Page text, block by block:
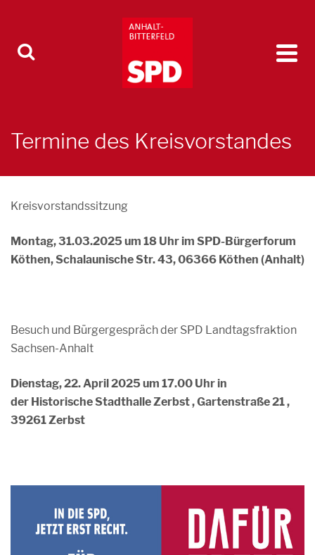
Termine des Kreisvorstandes
Kreisvorstandssitzung
Montag, 31.03.2025 um 18 Uhr im SPD-Bürgerforum
Köthen, Schalaunische Str. 43, 06366 Köthen (Anhalt)
Besuch und Bürgergespräch der SPD Landtagsfraktion
Sachsen-Anhalt
Dienstag, 22. April 2025 um 17.00 Uhr in
der Historische Stadthalle Zerbst , Gartenstraße 21 ,
39261 Zerbst